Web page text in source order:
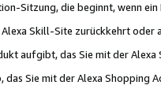
Sitzung, die beginnt, wenn
Skill-Site zurückkehrt oder
aufgibt, das Sie mit der Alexa
Sie mit der Alexa Shopping